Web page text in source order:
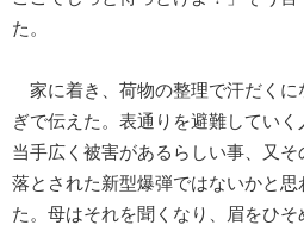
た。
家に着き、荷物の整理で汗だくに
ぎで伝えた。表通りを避難してい
当手広く被害があるらしい事、又
落とされた新型爆弾ではないかと
た。母はそれを聞くなり、眉をひ